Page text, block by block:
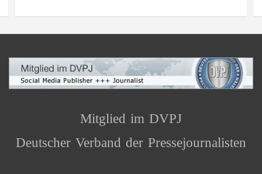
Mitglied im DVPJ
Deutscher Verband der Pressejournalisten